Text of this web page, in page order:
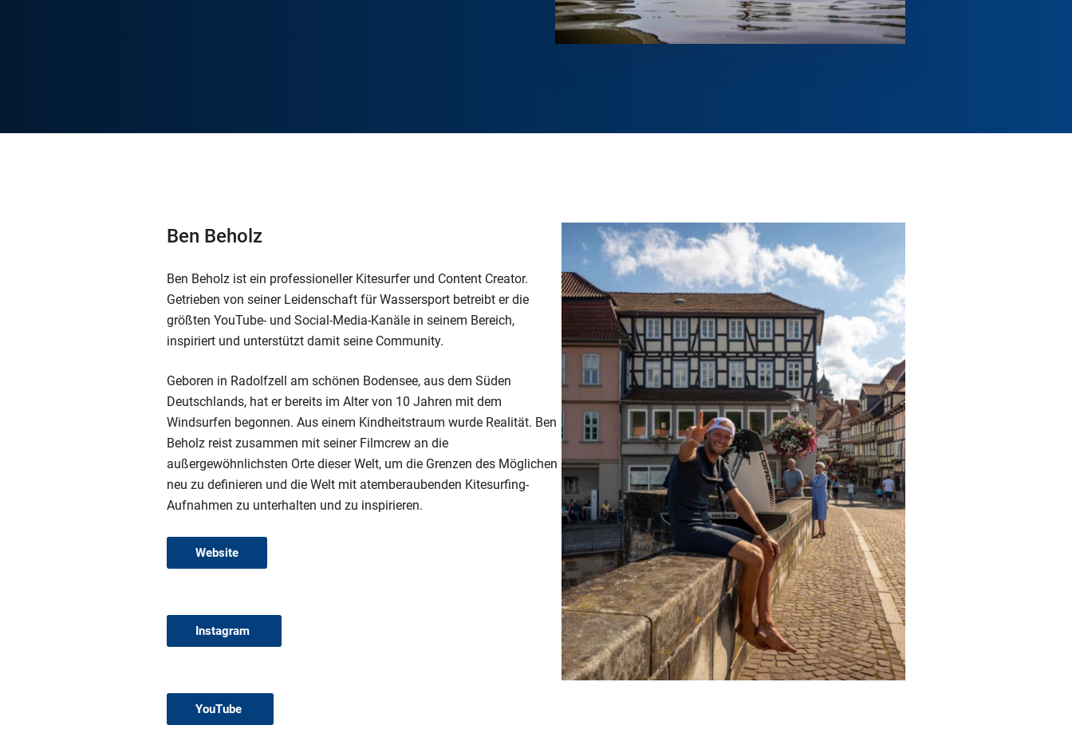
Ben Beholz
Ben Beholz ist ein professioneller Kitesurfer und Content Creator.
Getrieben von seiner Leidenschaft für Wassersport betreibt er die
größten YouTube- und Social-Media-Kanäle in seinem Bereich,
inspiriert und unterstützt damit seine Community.
Geboren in Radolfzell am schönen Bodensee, aus dem Süden
Deutschlands, hat er bereits im Alter von 10 Jahren mit dem
Windsurfen begonnen. Aus einem Kindheitstraum wurde Realität. Ben
Beholz reist zusammen mit seiner Filmcrew an die
außergewöhnlichsten Orte dieser Welt, um die Grenzen des Möglichen
neu zu definieren und die Welt mit atemberaubenden Kitesurfing-
Aufnahmen zu unterhalten und zu inspirieren.
Website
Instagram
YouTube